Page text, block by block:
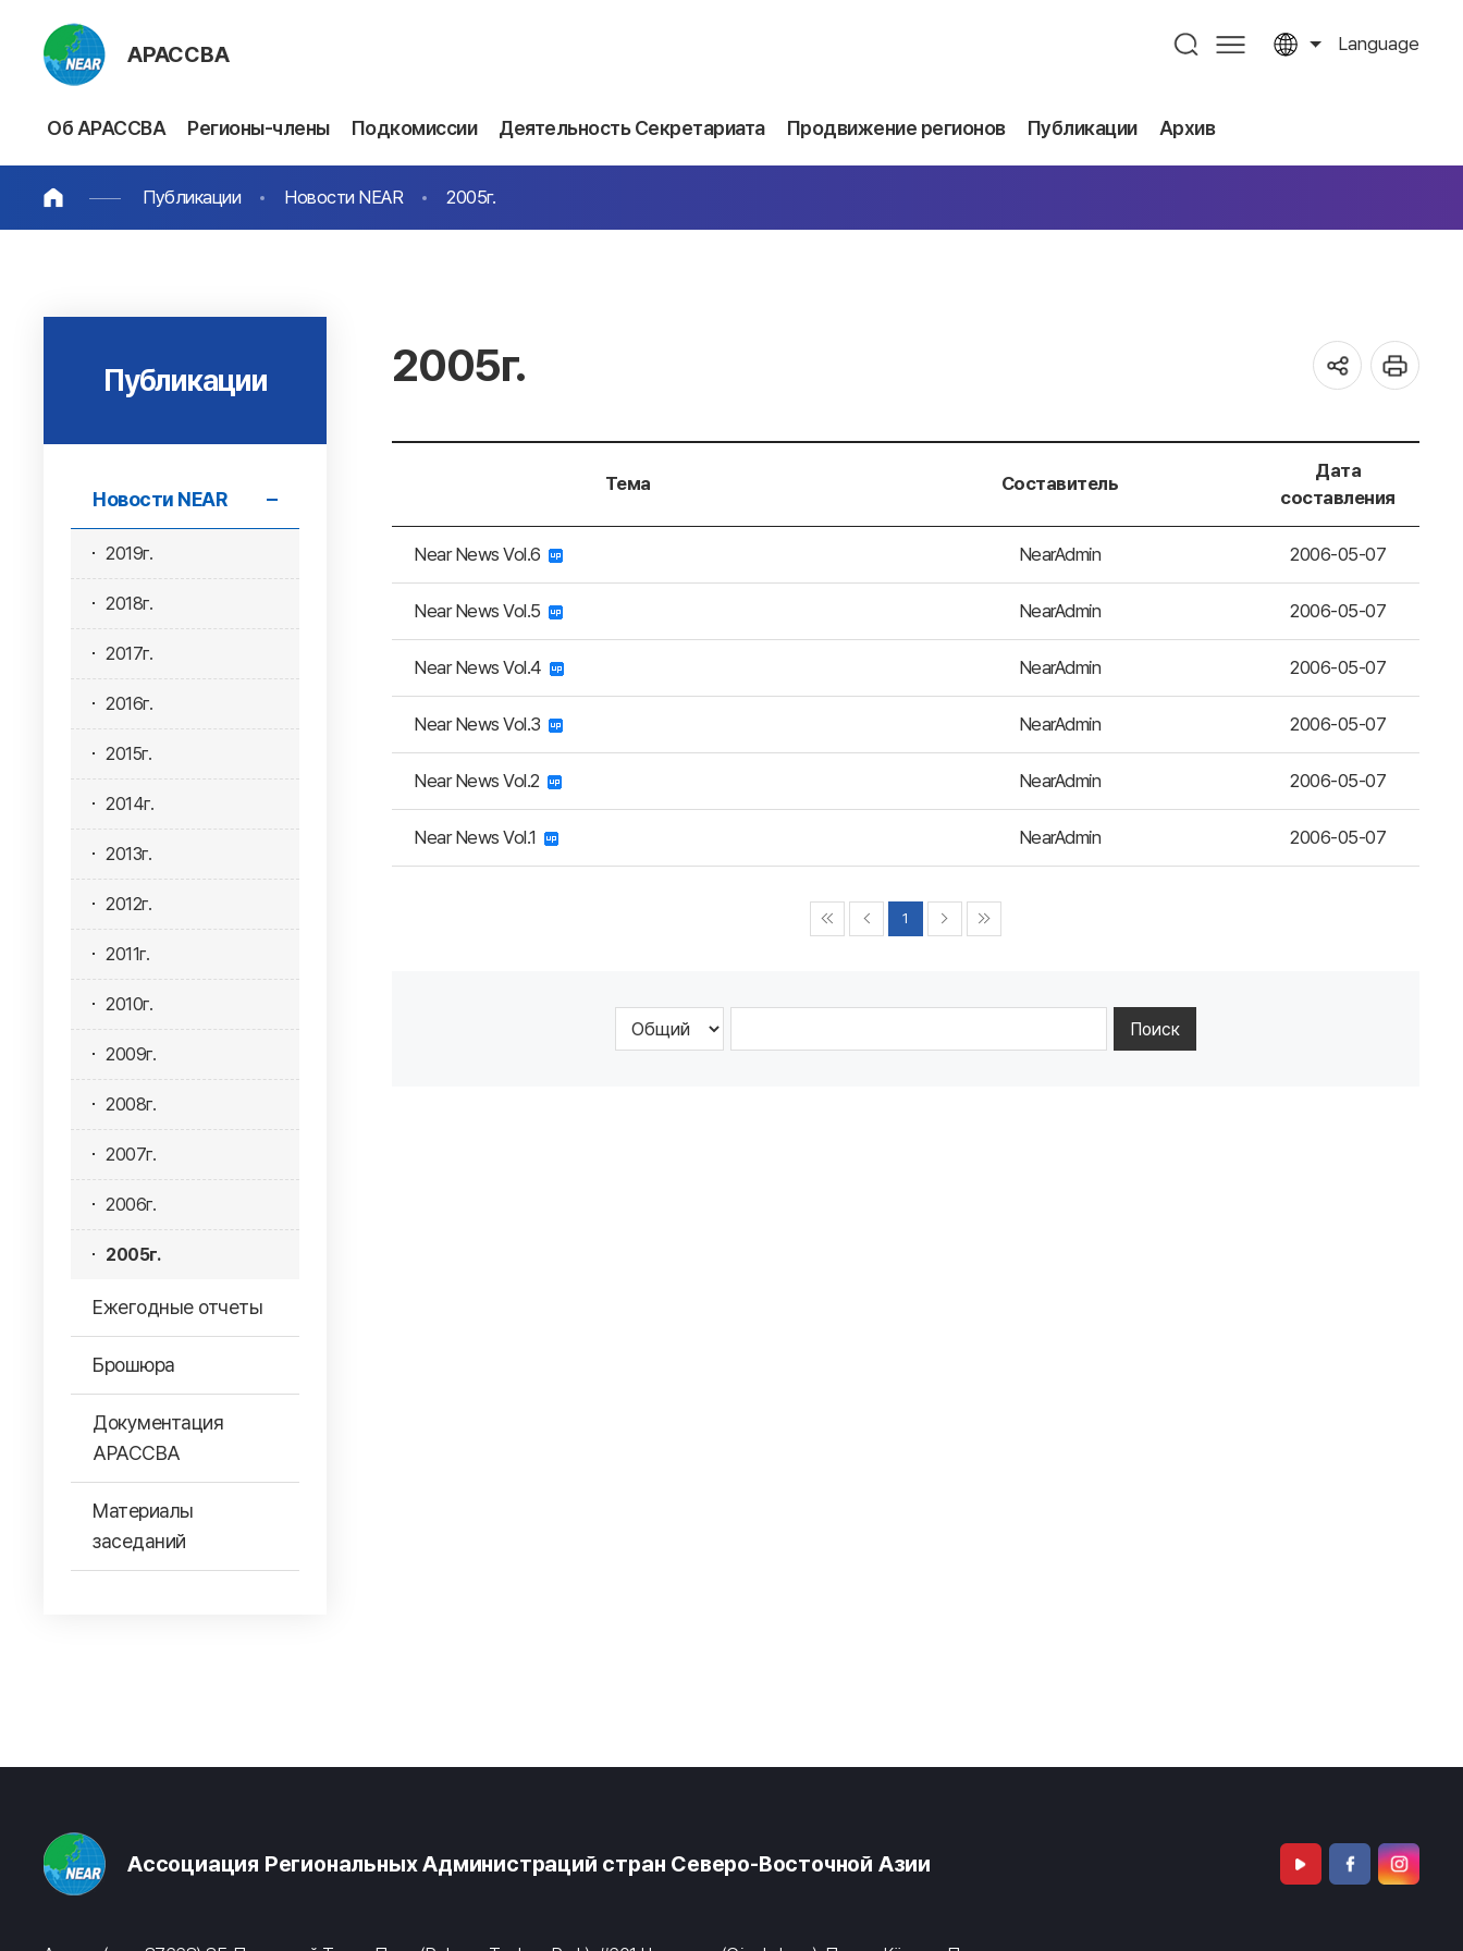
АРАССВА Language
Об АРАССВА Регионы-члены Подкомиссии Деятельность Секретариата Продвижение регионов Публикации Архив
Публикации Новости NEAR 2005г.
Публикации
Новости NEAR
2019г.
2018г.
2017г.
2016г.
2015г.
2014г.
2013г.
2012г.
2011г.
2010г.
2009г.
2008г.
2007г.
2006г.
2005г.
Ежегодные отчеты
Брошюра
Документация
АРАССВА
Материалы
заседаний
2005г.
Тема Составитель
Дата
составления
Near News Vol.6 NearAdmin 2006-05-07
Near News Vol.5 NearAdmin 2006-05-07
Near News Vol.4 NearAdmin 2006-05-07
Near News Vol.3 NearAdmin 2006-05-07
Near News Vol.2 NearAdmin 2006-05-07
Near News Vol.1 NearAdmin 2006-05-07
1
Поиск
Ассоциация Региональных Администраций стран Северо-Восточной Азии